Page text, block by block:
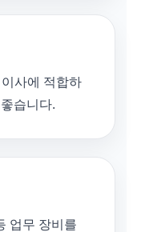
사에 적합하
습니다.
업무 장비를